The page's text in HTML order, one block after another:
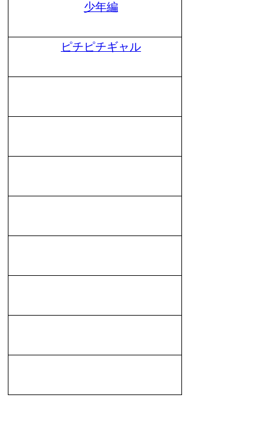
少年編
ピチピチギャル